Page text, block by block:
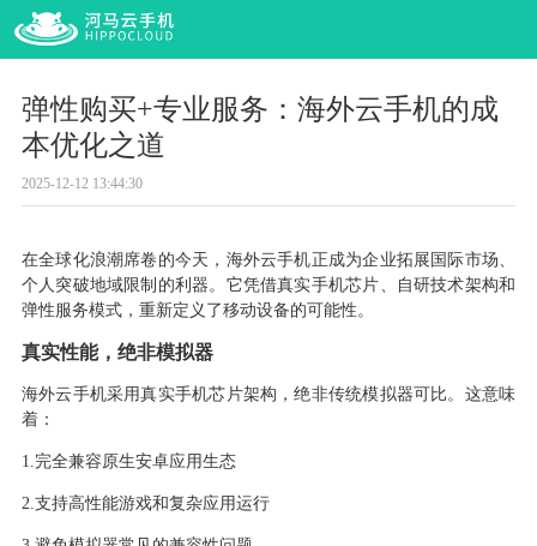
弹性购买+专业服务：海外云手机的成
本优化之道
2025-12-12 13:44:30
在全球化浪潮席卷的今天，海外云手机正成为企业拓展国际市场、
个人突破地域限制的利器。它凭借真实手机芯片、自研技术架构和
弹性服务模式，重新定义了移动设备的可能性。
真实性能，绝非模拟器
海外云手机采用真实手机芯片架构，绝非传统模拟器可比。这意味
着：
1.完全兼容原生安卓应用生态
2.支持高性能游戏和复杂应用运行